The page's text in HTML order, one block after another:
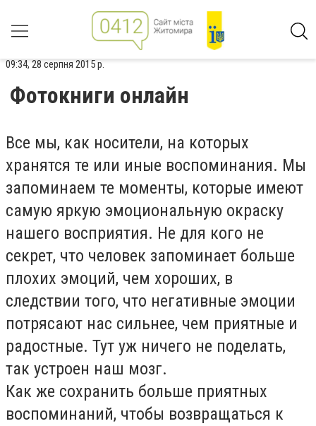
09:34, 28 серпня 2015 р.
Фотокниги онлайн
Все мы, как носители, на которых
хранятся те или иные воспоминания. Мы
запоминаем те моменты, которые имеют
самую яркую эмоциональную окраску
нашего восприятия. Не для кого не
секрет, что человек запоминает больше
плохих эмоций, чем хороших, в
следствии того, что негативные эмоции
потрясают нас сильнее, чем приятные и
радостные. Тут уж ничего не поделать,
так устроен наш мозг.
Как же сохранить больше приятных
воспоминаний, чтобы возвращаться к